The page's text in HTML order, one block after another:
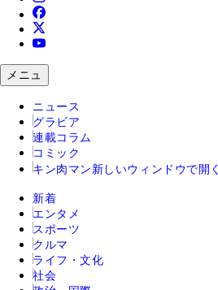
メニュ
ニュース
グラビア
連載コラム
コミック
キン肉マン 新しいウィンドウで開く
新着
エンタメ
スポーツ
クルマ
ライフ・文化
社会